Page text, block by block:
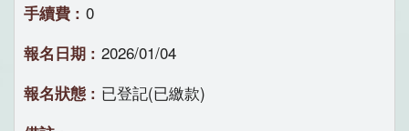
0
2026/01/04
已登記(已繳款)